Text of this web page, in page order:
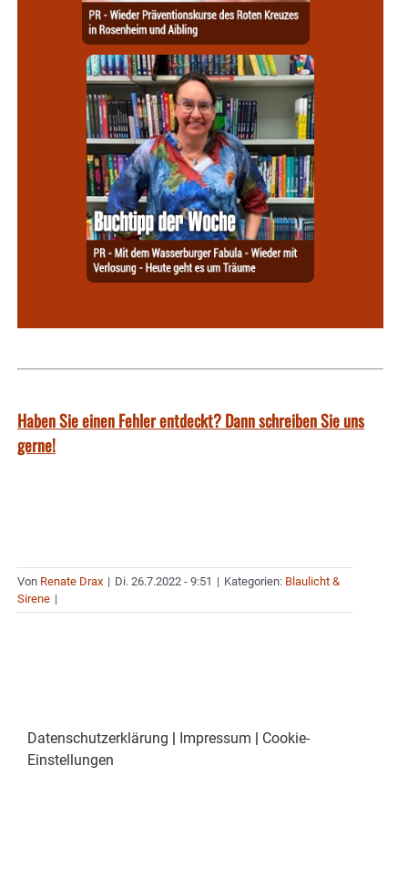
Haben Sie einen Fehler entdeckt? Dann schreiben Sie uns
gerne!
Von Renate Drax | Di. 26.7.2022 - 9:51 | Kategorien: Blaulicht &
Sirene |
Datenschutzerklärung Impressum
Cookie-
Einstellungen